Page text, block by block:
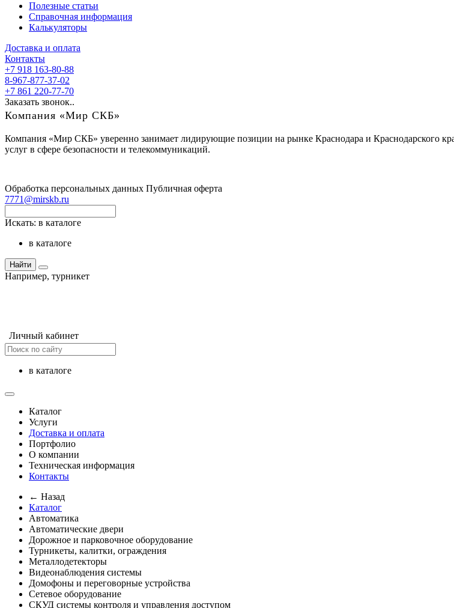
Полезные статьи
Справочная информация
Калькуляторы
Доставка и оплата
Контакты
+7 918 163-80-88
8-967-877-37-02
+7 861 220-77-70
Заказать звонок..
Компания «Мир СКБ»
Компания «Мир СКБ» уверенно занимает лидирующие позиции на рынке Краснодара и Краснодарского
услуг в сфере безопасности и телекоммуникаций.
Обработка персональных данных Публичная оферта
7771@mirskb.ru
Искать: в каталоге
в каталоге
Найти
Например, турникет
Личный кабинет
в каталоге
Каталог
Услуги
Доставка и оплата
Портфолио
О компании
Техническая информация
Контакты
← Назад
Каталог
Автоматика
Автоматические двери
Дорожное и парковочное оборудование
Турникеты, калитки, ограждения
Металлодетекторы
Видеонаблюдения cистемы
Домофоны и переговорные устройства
Сетевое оборудование
СКУД системы контроля и управления доступом